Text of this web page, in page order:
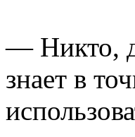
— Никто,
знает в